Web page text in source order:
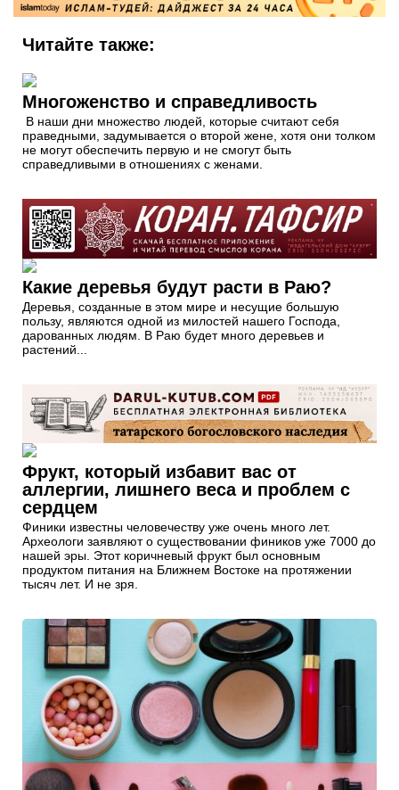
Читайте также:
Многоженство и справедливость
В наши дни множество людей, которые считают себя
праведными, задумывается о второй жене, хотя они толком
не могут обеспечить первую и не смогут быть
справедливыми в отношениях с женами.
Какие деревья будут расти в Раю?
Деревья, созданные в этом мире и несущие большую
пользу, являются одной из милостей нашего Господа,
дарованных людям. В Раю будет много деревьев и
растений...
Фрукт, который избавит вас от
аллергии, лишнего веса и проблем с
сердцем
Финики известны человечеству уже очень много лет.
Археологи заявляют о существовании фиников уже 7000 до
нашей эры. Этот коричневый фрукт был основным
продуктом питания на Ближнем Востоке на протяжении
тысяч лет. И не зря.